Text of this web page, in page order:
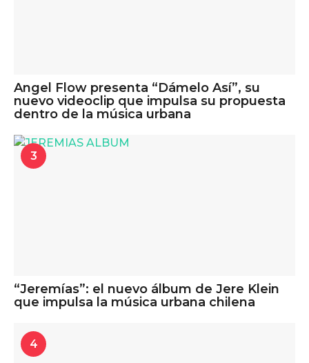
Angel Flow presenta “Dámelo Así”, su
nuevo videoclip que impulsa su propuesta
dentro de la música urbana
3
“Jeremías”: el nuevo álbum de Jere Klein
que impulsa la música urbana chilena
4